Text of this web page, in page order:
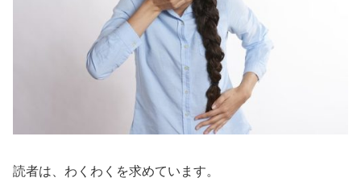
読者は、わくわくを求めています。